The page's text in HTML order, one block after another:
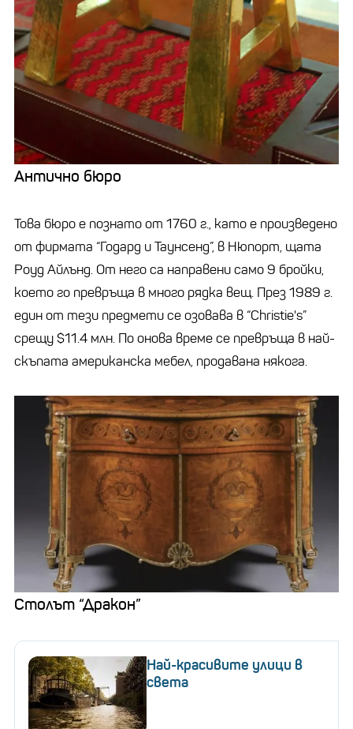
Антично бюро
Това бюро е познато от 1760 г., като е произведено
от фирмата “Годард и Таунсенд”, в Нюпорт, щата
Роуд Айлънд. От него са направени само 9 бройки,
което го превръща в много рядка вещ. През 1989 г.
един от тези предмети се озовава в “Christie's”
срещу $11.4 млн. По онова време се превръща в най-
скъпата американска мебел, продавана някога.
Столът “Дракон”
Най-красивите улици в
света